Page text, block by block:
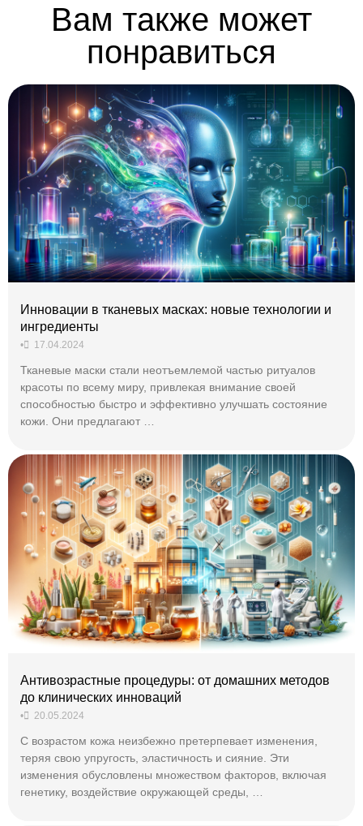
Вам также может
понравиться
Инновации в тканевых масках: новые технологии и
ингредиенты
• 17.04.2024
Тканевые маски стали неотъемлемой частью ритуалов
красоты по всему миру, привлекая внимание своей
способностью быстро и эффективно улучшать состояние
кожи. Они предлагают …
Антивозрастные процедуры: от домашних методов
до клинических инноваций
• 20.05.2024
С возрастом кожа неизбежно претерпевает изменения,
теряя свою упругость, эластичность и сияние. Эти
изменения обусловлены множеством факторов, включая
генетику, воздействие окружающей среды, …